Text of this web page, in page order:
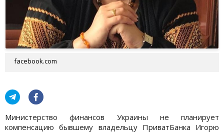
facebook.com
Министерство финансов Украины не планирует
компенсацию бывшему владельцу ПриватБанка Игорю